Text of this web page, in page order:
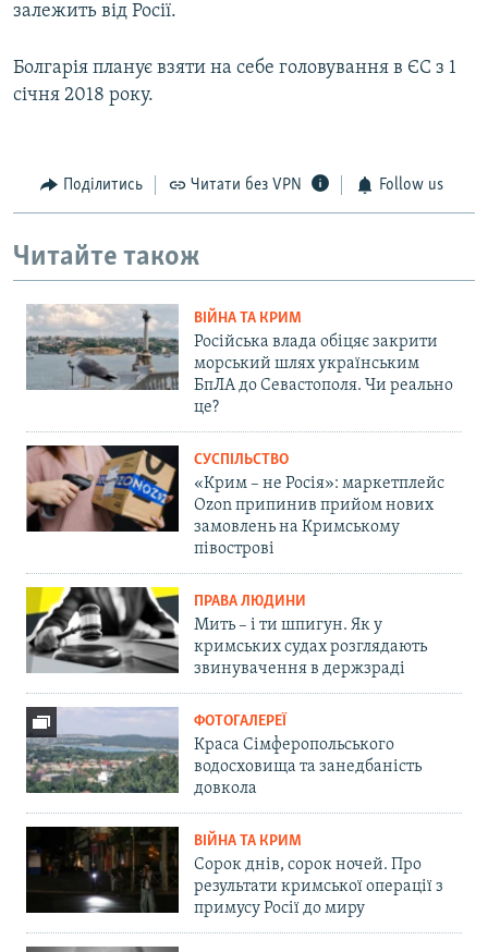
залежить від Росії.
Болгарія планує взяти на себе головування в ЄС з 1
січня 2018 року.
Поділитись Читати без VPN Follow us
Читайте також
ВІЙНА ТА КРИМ
Російська влада обіцяє закрити
морський шлях українським
БпЛА до Севастополя. Чи реально
це?
СУСПІЛЬСТВО
«Крим – не Росія»: маркетплейс
Ozon припинив прийом нових
замовлень на Кримському
півострові
ПРАВА ЛЮДИНИ
Мить – і ти шпигун. Як у
кримських судах розглядають
звинувачення в держзраді
ФОТОГАЛЕРЕЇ
Краса Сімферопольського
водосховища та занедбаність
довкола
ВІЙНА ТА КРИМ
Сорок днів, сорок ночей. Про
результати кримської операції з
примусу Росії до миру